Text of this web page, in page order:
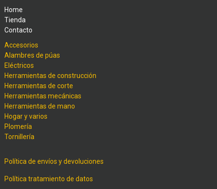
Home
Tienda
Contacto
Accesorios
Alambres de púas
Eléctricos
Herramientas de construcción
Herramientas de corte
Herramientas mecánicas
Herramientas de mano
Hogar y varios
Plomería
Tornillería
Política de envíos y devoluciones
Política tratamiento de datos